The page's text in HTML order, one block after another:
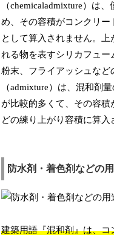
（chemicaladmixture）は
め、その容積がコンクリー
として算入されません。上
れる物を表すシリカフュー
粉末、フライアッシュなど
（admixture）は、混和剤
が比較的多くて、その容積
どの練り上がり容積に算入
防水剤・着色剤などの
建築用語『混和剤』は、コ